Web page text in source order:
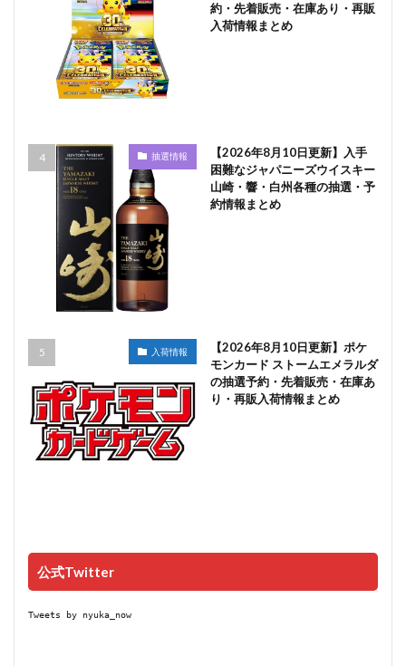
約・先着販売・在庫あり・再販
入荷情報まとめ
抽選情報
【2026年8月10日更新】入手
困難なジャパニーズウイスキー
山崎・響・白州各種の抽選・予
約情報まとめ
入荷情報
【2026年8月10日更新】ポケ
モンカード ストームエメラルダ
の抽選予約・先着販売・在庫あ
り・再販入荷情報まとめ
公式Twitter
Tweets by nyuka_now